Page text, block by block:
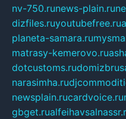
nv-750.runews-plain.ru
dizfiles.ruyoutubefree.ru
planeta-samara.ru
matrasy-kemerovo.ru
dotcustoms.ru
narasimha.ru
newsplain.rucardvoice.ru
gbget.ru